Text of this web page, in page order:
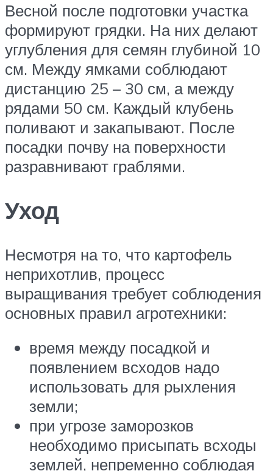
Весной после подготовки участка
формируют грядки. На них делают
углубления для семян глубиной 10
см. Между ямками соблюдают
дистанцию 25 – 30 см, а между
рядами 50 см. Каждый клубень
поливают и закапывают. После
посадки почву на поверхности
разравнивают граблями.
Уход
Несмотря на то, что картофель
неприхотлив, процесс
выращивания требует соблюдения
основных правил агротехники:
время между посадкой и
появлением всходов надо
использовать для рыхления
земли;
при угрозе заморозков
необходимо присыпать всходы
землей, непременно соблюдая